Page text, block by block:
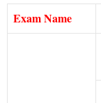
Exam Name